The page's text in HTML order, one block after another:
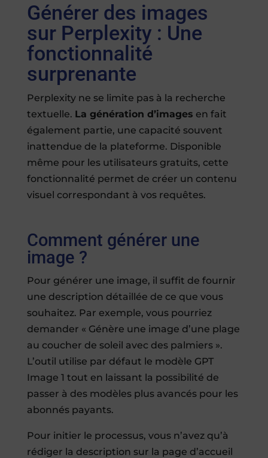
Générer des images
sur Perplexity : Une
fonctionnalité
surprenante
Perplexity ne se limite pas à la recherche
textuelle. La génération d’images en fait
également partie, une capacité souvent
inattendue de la plateforme. Disponible
même pour les utilisateurs gratuits, cette
fonctionnalité permet de créer un contenu
visuel correspondant à vos requêtes.
Comment générer une
image ?
Pour générer une image, il suffit de fournir
une description détaillée de ce que vous
souhaitez. Par exemple, vous pourriez
demander « Génère une image d’une plage
au coucher de soleil avec des palmiers ».
L’outil utilise par défaut le modèle GPT
Image 1 tout en laissant la possibilité de
passer à des modèles plus avancés pour les
abonnés payants.
Pour initier le processus, vous n’avez qu’à
rédiger la description sur la page d’accueil